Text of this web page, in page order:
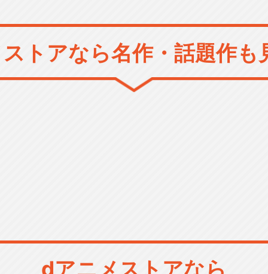
トアなら名作・話題作も
dアニメストアなら